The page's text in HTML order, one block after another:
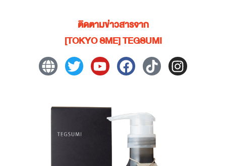
ติดตามข่าวสารจาก
[TOKYO SME] TEGSUMI